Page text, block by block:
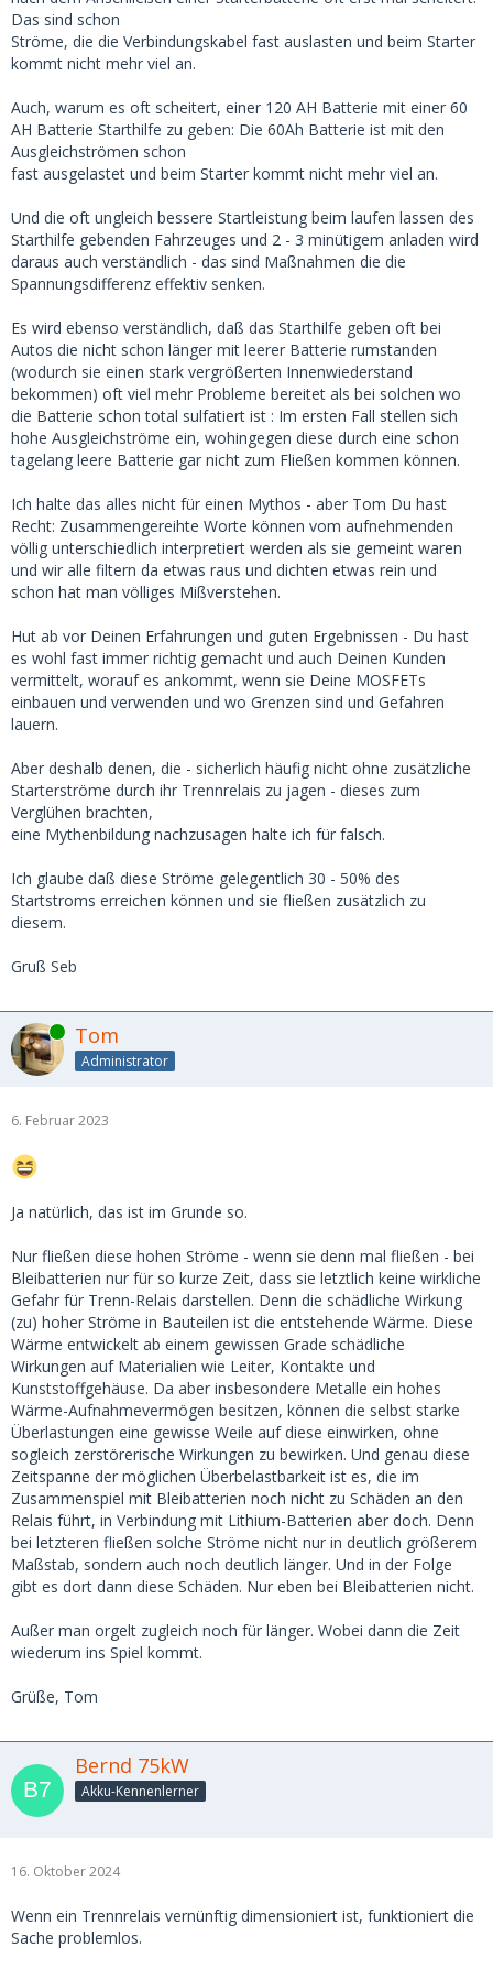
Das sind schon
Ströme, die die Verbindungskabel fast auslasten und beim Starter
kommt nicht mehr viel an.
Auch, warum es oft scheitert, einer 120 AH Batterie mit einer 60
AH Batterie Starthilfe zu geben: Die 60Ah Batterie ist mit den
Ausgleichströmen schon
fast ausgelastet und beim Starter kommt nicht mehr viel an.
Und die oft ungleich bessere Startleistung beim laufen lassen des
Starthilfe gebenden Fahrzeuges und 2 - 3 minütigem anladen wird
daraus auch verständlich - das sind Maßnahmen die die
Spannungsdifferenz effektiv senken.
Es wird ebenso verständlich, daß das Starthilfe geben oft bei
Autos die nicht schon länger mit leerer Batterie rumstanden
(wodurch sie einen stark vergrößerten Innenwiederstand
bekommen) oft viel mehr Probleme bereitet als bei solchen wo
die Batterie schon total sulfatiert ist : Im ersten Fall stellen sich
hohe Ausgleichströme ein, wohingegen diese durch eine schon
tagelang leere Batterie gar nicht zum Fließen kommen können.
Ich halte das alles nicht für einen Mythos - aber Tom Du hast
Recht: Zusammengereihte Worte können vom aufnehmenden
völlig unterschiedlich interpretiert werden als sie gemeint waren
und wir alle filtern da etwas raus und dichten etwas rein und
schon hat man völliges Mißverstehen.
Hut ab vor Deinen Erfahrungen und guten Ergebnissen - Du hast
es wohl fast immer richtig gemacht und auch Deinen Kunden
vermittelt, worauf es ankommt, wenn sie Deine MOSFETs
einbauen und verwenden und wo Grenzen sind und Gefahren
lauern.
Aber deshalb denen, die - sicherlich häufig nicht ohne zusätzliche
Starterströme durch ihr Trennrelais zu jagen - dieses zum
Verglühen brachten,
eine Mythenbildung nachzusagen halte ich für falsch.
Ich glaube daß diese Ströme gelegentlich 30 - 50% des
Startstroms erreichen können und sie fließen zusätzlich zu
diesem.
Gruß Seb
Online Tom
Administrator
6. Februar 2023
Ja natürlich, das ist im Grunde so.
Nur fließen diese hohen Ströme - wenn sie denn mal fließen - bei
Bleibatterien nur für so kurze Zeit, dass sie letztlich keine wirkliche
Gefahr für Trenn-Relais darstellen. Denn die schädliche Wirkung
(zu) hoher Ströme in Bauteilen ist die entstehende Wärme. Diese
Wärme entwickelt ab einem gewissen Grade schädliche
Wirkungen auf Materialien wie Leiter, Kontakte und
Kunststoffgehäuse. Da aber insbesondere Metalle ein hohes
Wärme-Aufnahmevermögen besitzen, können die selbst starke
Überlastungen eine gewisse Weile auf diese einwirken, ohne
sogleich zerstörerische Wirkungen zu bewirken. Und genau diese
Zeitspanne der möglichen Überbelastbarkeit ist es, die im
Zusammenspiel mit Bleibatterien noch nicht zu Schäden an den
Relais führt, in Verbindung mit Lithium-Batterien aber doch. Denn
bei letzteren fließen solche Ströme nicht nur in deutlich größerem
Maßstab, sondern auch noch deutlich länger. Und in der Folge
gibt es dort dann diese Schäden. Nur eben bei Bleibatterien nicht.
Außer man orgelt zugleich noch für länger. Wobei dann die Zeit
wiederum ins Spiel kommt.
Grüße, Tom
Bernd 75kW
Akku-Kennenlerner
16. Oktober 2024
Wenn ein Trennrelais vernünftig dimensioniert ist, funktioniert die
Sache problemlos.